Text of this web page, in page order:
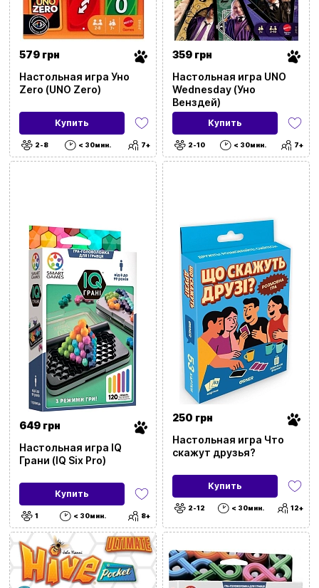
579 грн
Настольная игра Уно
Zero (UNO Zero)
Купить
2-8 < 30мин. 7+
359 грн
Настольная игра UNO
Wednesday (Уно
Венздей)
Купить
2-10 < 30мин. 7+
649 грн
Настольная игра IQ
Грани (IQ Six Pro)
Купить
1 < 30мин. 8+
250 грн
Настольная игра Что
скажут друзья?
Купить
2-12 < 30мин. 12+